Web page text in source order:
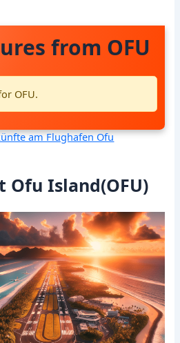
from OFU
OFU.
am Flughafen Ofu
Ofu Island(OFU)